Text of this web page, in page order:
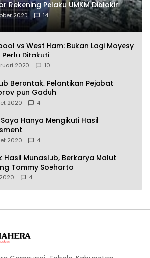
Rekening Pelaku UMKM Diblokir
2020 14
vs West Ham: Bukan Lagi Moyesy
Ditakuti
2020 10
Berontak, Pelantikan Pejabat
pun Gaduh
2020 4
Saya Hanya Mengikuti Hasil
2020 4
Hasil Munaslub, Berkarya Malut
Tommy Soeharto
4